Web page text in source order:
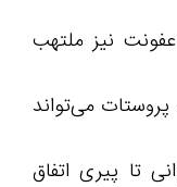
نیز ملتهب
می‌تواند
تا پیری اتفاق